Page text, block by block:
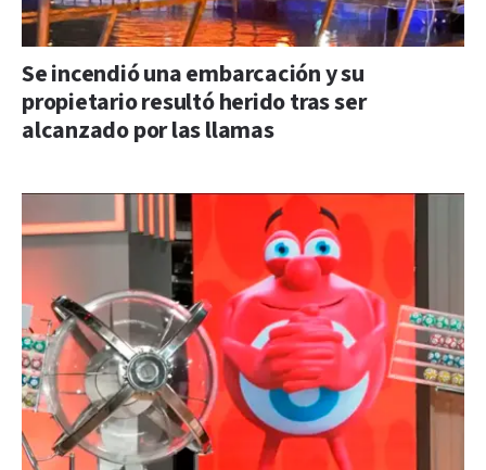
Se incendió una embarcación y su
propietario resultó herido tras ser
alcanzado por las llamas